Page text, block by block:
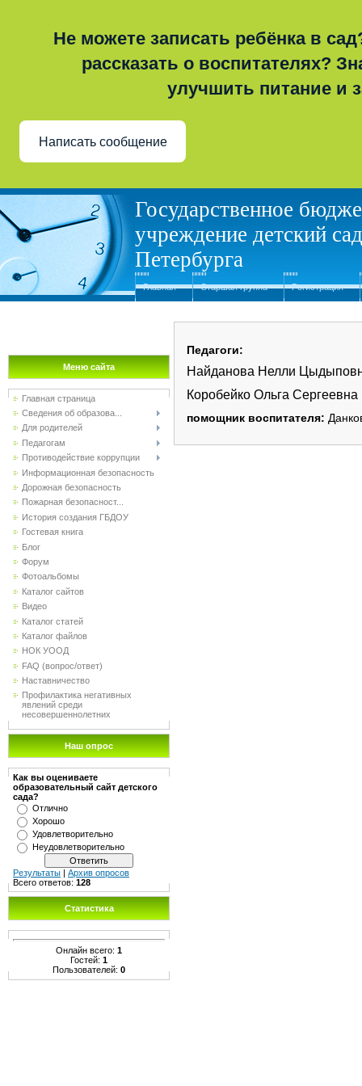
Не можете записать ребёнка в
рассказать о воспитателях?
улучшить питание и
Написать сообщение
Государственное
учреждение детский
Петербурга
Главная Старшая группа Регистрация
Меню сайта
Главная страница
Сведения об образова...
Для родителей
Педагогам
Противодействие коррупции
Информационная безопасность
Дорожная безопасность
Пожарная безопасност...
История создания ГБДОУ
Гостевая книга
Блог
Форум
Фотоальбомы
Каталог сайтов
Видео
Каталог статей
Каталог файлов
НОК УООД
FAQ (вопрос/ответ)
Наставничество
Профилактика негативных
явлений среди
несовершеннолетних
Наш опрос
Как вы оцениваете
образовательный сайт детского
сада?
Отлично
Хорошо
Удовлетворительно
Неудовлетворительно
Результаты | Архив опросов
Всего ответов: 128
Статистика
Онлайн всего: 1
Гостей: 1
Пользователей: 0
Педагоги:
Найданова Нелли
Коробейко Ольга Сергеевна
помощник воспитателя: